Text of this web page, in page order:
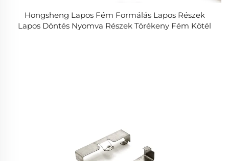
Hongsheng Lapos Fém Formálás Lapos Részek
Lapos Döntés Nyomva Részek Törékeny Fém Kötél